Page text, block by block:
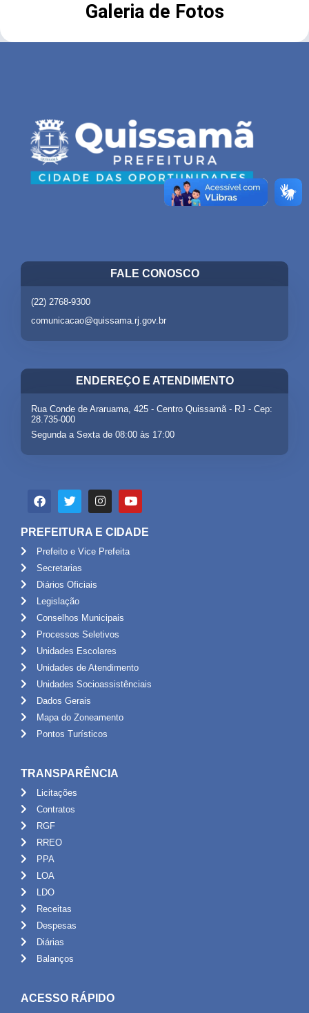
Galeria de Fotos
FALE CONOSCO
(22) 2768-9300
comunicacao@quissama.rj.gov.br
ENDEREÇO E ATENDIMENTO
Rua Conde de Araruama, 425 - Centro Quissamã - RJ - Cep:
28.735-000
Segunda a Sexta de 08:00 às 17:00
PREFEITURA E CIDADE
Prefeito e Vice Prefeita
Secretarias
Diários Oficiais
Legislação
Conselhos Municipais
Processos Seletivos
Unidades Escolares
Unidades de Atendimento
Unidades Socioassistênciais
Dados Gerais
Mapa do Zoneamento
Pontos Turísticos
TRANSPARÊNCIA
Licitações
Contratos
RGF
RREO
PPA
LOA
LDO
Receitas
Despesas
Diárias
Balanços
ACESSO RÁPIDO